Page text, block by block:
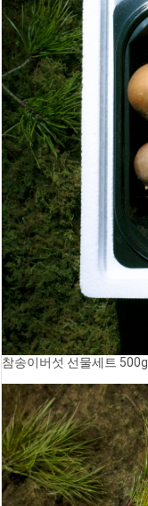
참송이버섯 선물세트 500g